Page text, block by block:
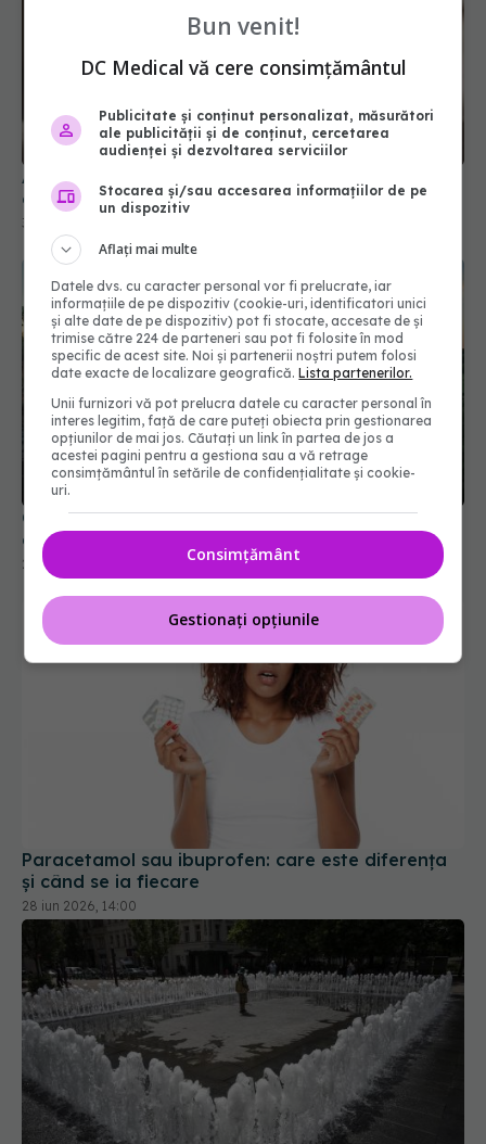
Alimente periculoase pentru pisici: lista pe care
orice stăpân ar trebui s-o cunoască
30 iun 2026, 12:20
Ce se întamplă în creier când nu mai ai stimulente
exterioare
27 iun 2026, 12:00
Paracetamol sau ibuprofen: care este diferența
și când se ia fiecare
28 iun 2026, 14:00
Bun venit!
DC Medical vă cere consimțământul
Publicitate și conținut personalizat, măsurători
ale publicității și de conținut, cercetarea
audienței și dezvoltarea serviciilor
Stocarea și/sau accesarea informațiilor de pe
un dispozitiv
Aflați mai multe
Datele dvs. cu caracter personal vor fi prelucrate, iar
informațiile de pe dispozitiv (cookie-uri, identificatori unici
și alte date de pe dispozitiv) pot fi stocate, accesate de și
trimise către 224 de parteneri sau pot fi folosite în mod
specific de acest site. Noi și partenerii noștri putem folosi
date exacte de localizare geografică.Lista partenerilor.
Unii furnizori vă pot prelucra datele cu caracter personal în
interes legitim, față de care puteți obiecta prin gestionarea
opțiunilor de mai jos. Căutați un link în partea de jos a
acestei pagini pentru a gestiona sau a vă retrage
consimțământul în setările de confidențialitate și cookie-
uri.
Consimțământ
Gestionați opțiunile